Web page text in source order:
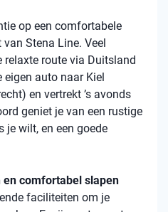
op een comfortabele
Stena Line. Veel
relaxte route via Duitsland
eigen auto naar Kiel
en vertrekt ’s avonds
geniet je van een rustige
je wilt, en een goede
comfortabel slapen
faciliteiten om je